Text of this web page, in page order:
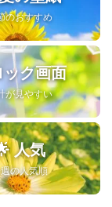
のおすすめ
ック画面
が見やすい
人気
の人気順